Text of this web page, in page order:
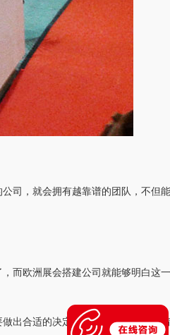
司，就会拥有越靠谱的团队，不但
而欧洲展会搭建公司就能够明白这
出合适的决定就不会是很困难的事